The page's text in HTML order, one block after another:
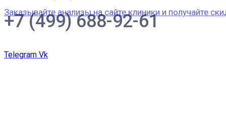
Заказывайте анализы на сайте клиники и получайте
+7 (499) 688-92-61
Telegram Vk